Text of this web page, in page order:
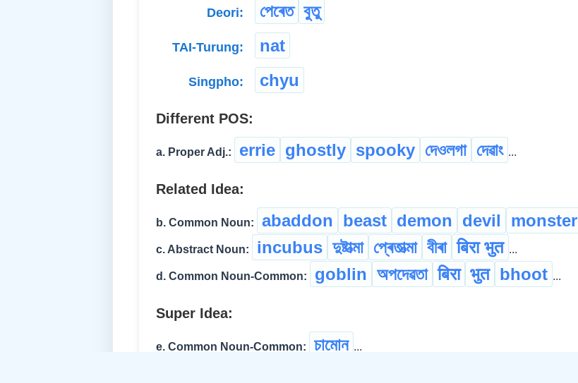
Deori: পেৰেত বুতু
TAI-Turung: nat
Singpho: chyu
Different POS:
a. Proper Adj.: errie ghostly spooky দেওলগা দেৱাং ...
Related Idea:
b. Common Noun: abaddon beast demon devil monster
c. Abstract Noun: incubus দুষ্টাত্মা প্ৰেতাত্মা বীৰা बिरा भुत ...
d. Common Noun-Common: goblin অপদেৱতা बिरा भुत bhoot ...
Super Idea:
e. Common Noun-Common: চামোন ...